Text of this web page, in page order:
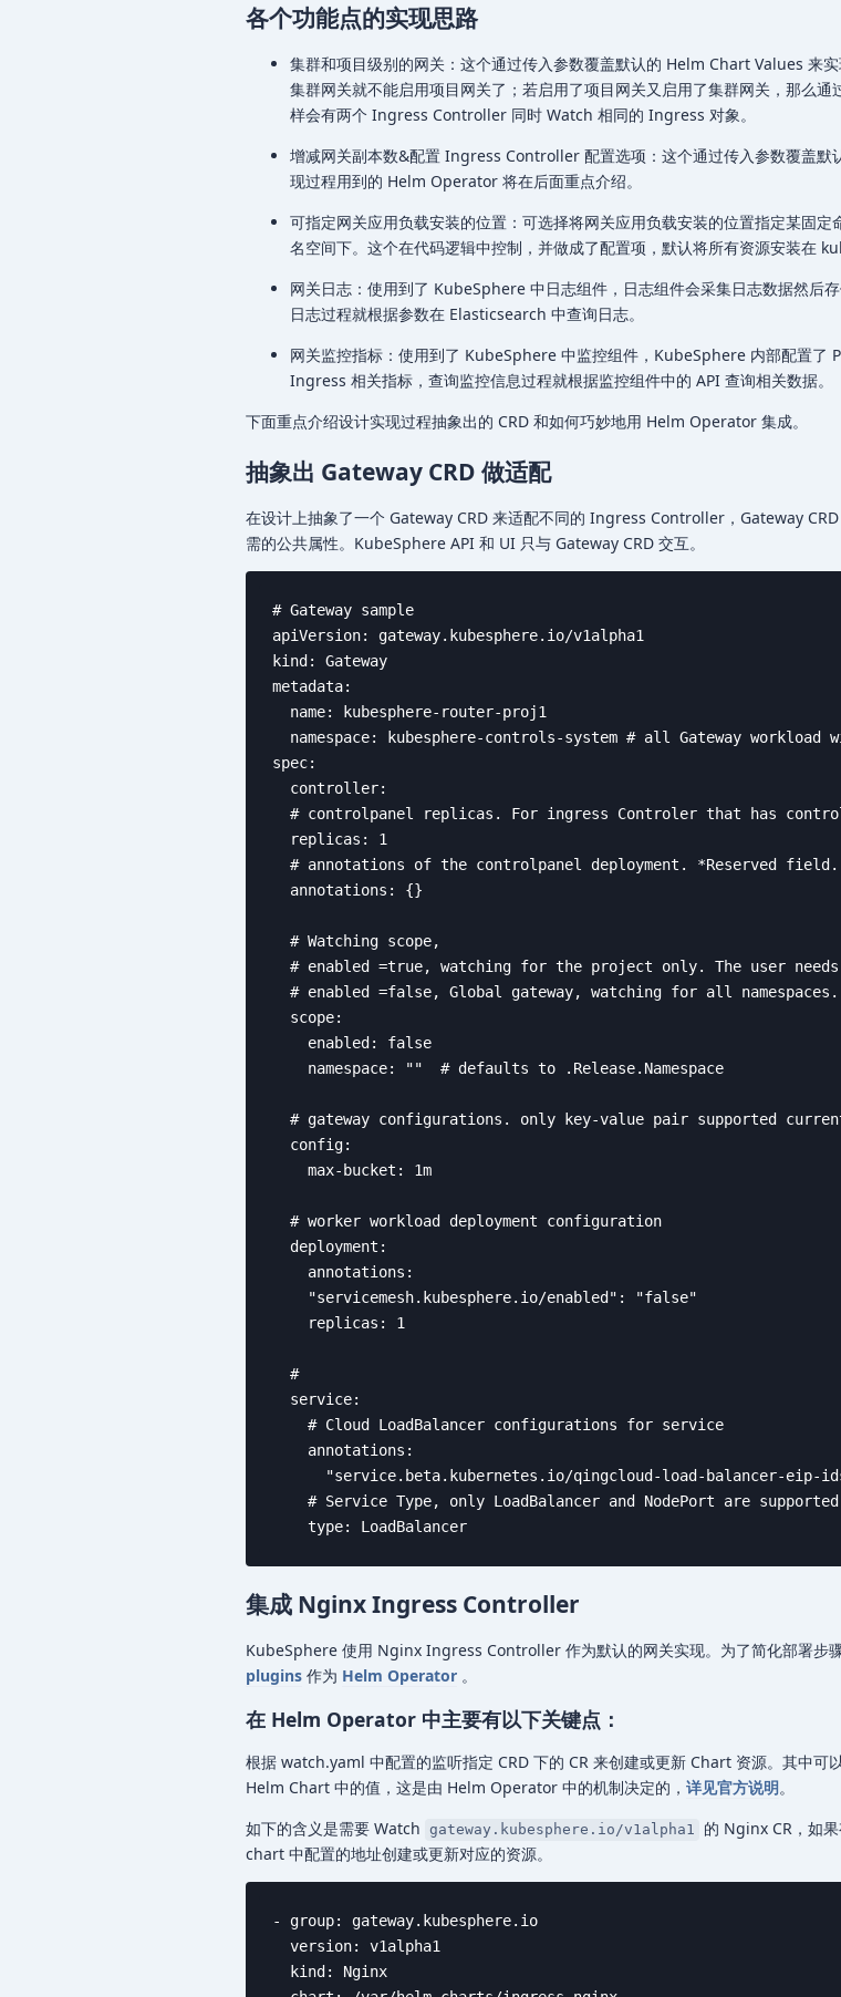
各个功能点的实现思路
集群和项目级别的网关：这个通过传入参数覆盖默认的 Helm Chart Values 来
集群网关就不能启用项目网关了；若启用了项目网关又启用了集群网关，那么
样会有两个 Ingress Controller 同时 Watch 相同的 Ingress 对象。
增减网关副本数&配置 Ingress Controller 配置选项：这个通过传入参数覆盖
现过程用到的 Helm Operator 将在后面重点介绍。
可指定网关应用负载安装的位置：可选择将网关应用负载安装的位置指定某固定
名空间下。这个在代码逻辑中控制，并做成了配置项，默认将所有资源安装在
网关日志：使用到了 KubeSphere 中日志组件，日志组件会采集日志数据然后
日志过程就根据参数在 Elasticsearch 中查询日志。
网关监控指标：使用到了 KubeSphere 中监控组件，KubeSphere 内部配置了
Ingress 相关指标，查询监控信息过程就根据监控组件中的 API 查询相关数据。
下面重点介绍设计实现过程抽象出的 CRD 和如何巧妙地用 Helm Operator 集成。
抽象出 Gateway CRD 做适配
在设计上抽象了一个 Gateway CRD 来适配不同的 Ingress Controller，Gateway
需的公共属性。KubeSphere API 和 UI 只与 Gateway CRD 交互。
# Gateway sample
apiVersion: gateway.kubesphere.io/v1alpha1
kind: Gateway
metadata:
  name: kubesphere-router-proj1
namespace: kubesphere-controls-system # all Gateway workload
spec:
  controller:
# controlpanel replicas. For ingress Controler that has
  replicas: 1
# annotations of the controlpanel deployment. *Reserved
  annotations: {}
  # Watching scope,
# enabled =true, watching for the project only. The user
  # enabled =false, Global gateway, watching for all namespaces.
  scope:
    enabled: false
    namespace: ""  # defaults to .Release.Namespace
# gateway configurations. only key-value pair supported
  config:
    max-bucket: 1m
  # worker workload deployment configuration
  deployment:
    annotations:
    "servicemesh.kubesphere.io/enabled": "false"
    replicas: 1
  #
  service:
    # Cloud LoadBalancer configurations for service
    annotations:
"service.beta.kubernetes.io/qingcloud-load-balancer-eip-
    # Service Type, only LoadBalancer and NodePort are supported
    type: LoadBalancer
集成 Nginx Ingress Controller
KubeSphere 使用 Nginx Ingress Controller 作为默认的网关实现。为了简化部署步
plugins 作为 Helm Operator 。
在 Helm Operator 中主要有以下关键点：
根据 watch.yaml 中配置的监听指定 CRD 下的 CR 来创建或更新 Chart 资源。其中可
Helm Chart 中的值，这是由 Helm Operator 中的机制决定的， 详见官方说明。
如下的含义是需要 Watch gateway.kubesphere.io/v1alpha1
的 Nginx CR，如
chart 中配置的地址创建或更新对应的资源。
- group: gateway.kubesphere.io
  version: v1alpha1
  kind: Nginx